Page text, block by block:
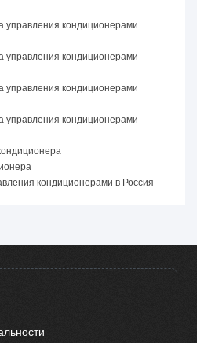
управления кондиционерами
управления кондиционерами
управления кондиционерами
управления кондиционерами
кондиционерами в Россия